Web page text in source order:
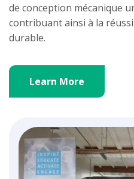
de conception mécanique
contribuant ainsi à la
durable.
Learn More